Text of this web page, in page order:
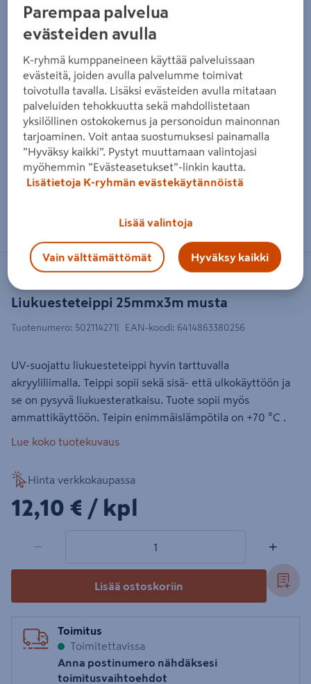
Liukuesteteippi 25mmx3m musta
Tuotenumero: 502114271 EAN-koodi: 6414863380256
UV-suojattu liukuesteteippi hyvin tarttuvalla
akryyliliimalla. Teippi sopii sekä sisä- että ulkokäyttöön ja
se on pysyvä liukuesteratkaisu. Tuote sopii myös
ammattikäyttöön. Teipin enimmäislämpötila on +70 °C .
Lue koko tuotekuvaus
Hinta verkkokaupassa
12,10€/kpl
12,10 € / kpl
− +
Lisää ostoskoriin
Toimitus
Toimitettavissa
Anna postinumero nähdäksesi
toimitusvaihtoehdot
Parempaa palvelua
evästeiden avulla
K-ryhmä kumppaneineen käyttää palveluissaan
evästeitä, joiden avulla palvelumme toimivat
toivotulla tavalla. Lisäksi evästeiden avulla mitataan
palveluiden tehokkuutta sekä mahdollistetaan
yksilöllinen ostokokemus ja personoidun mainonnan
tarjoaminen. Voit antaa suostumuksesi painamalla
”Hyväksy kaikki”. Pystyt muuttamaan valintojasi
myöhemmin ”Evästeasetukset”-linkin kautta.
Lisätietoja K-ryhmän evästekäytännöistä
Lisää valintoja
Vain välttämättömät Hyväksy kaikki